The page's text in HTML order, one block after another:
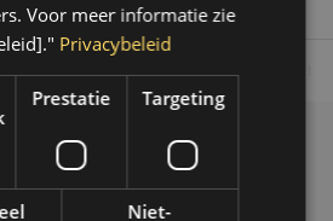
Op werkdagen voor 14.00 uur
Voor meer informatie zie
Privacybeleid
Prestatie Targeting
Niet-